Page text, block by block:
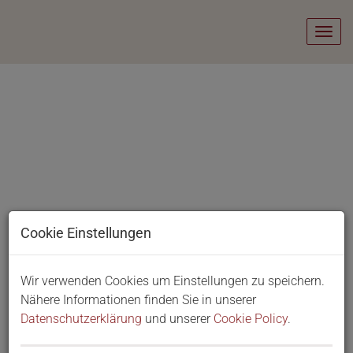
Direkt zu den Objekten
Cookie Einstellungen
Wir verwenden Cookies um Einstellungen zu speichern.
Nähere Informationen finden Sie in unserer
Datenschutzerklärung und unserer Cookie Policy.